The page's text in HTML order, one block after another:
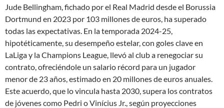
Jude Bellingham, fichado por el Real Madrid desde el Borussia
Dortmund en 2023 por 103 millones de euros, ha superado
todas las expectativas. En la temporada 2024-25,
hipotéticamente, su desempeño estelar, con goles clave en
LaLiga y la Champions League, llevó al club a renegociar su
contrato, ofreciéndole un salario récord para un jugador
menor de 23 años, estimado en 20 millones de euros anuales.
Este acuerdo, que lo vincula hasta 2030, supera los contratos
de jóvenes como Pedri o Vinícius Jr., según proyecciones